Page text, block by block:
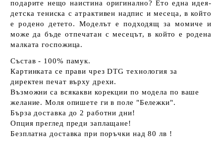
подарите нещо наистина оригинално? Ето една идея-
детска тениска с атрактивен надпис и месеца, в който
е родено детето. Моделът е подходящ за момиче и
може да бъде отпечатан с месецът, в който е родена
малката госпожица.
Състав - 100% памук.
Картинката се прави чрез DTG технология за
директен печат върху дрехи.
Възможни са всякакви корекции по модела по ваше
желание. Моля опишете ги в поле "Бележки".
Бърза доставка до 2 работни дни!
Опция преглед преди заплащане!
Безплатна доставка при поръчки над 80 лв !